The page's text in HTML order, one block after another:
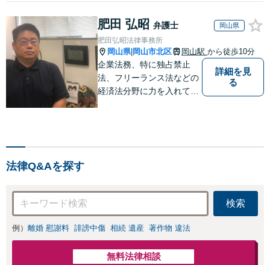
肥田 弘昭 弁護士 岡山県
肥田弘昭法律事務所
岡山県| 岡山市北区 岡山駅 から徒歩10分
企業法務、特に独占禁止
法、フリーランス法などの
経済法分野に力を入れてい
詳細を見
る
法律Q&Aを探す
検索
例） 離婚 慰謝料 誹謗中傷 相続 遺産 著作物 違法
無料法律相談